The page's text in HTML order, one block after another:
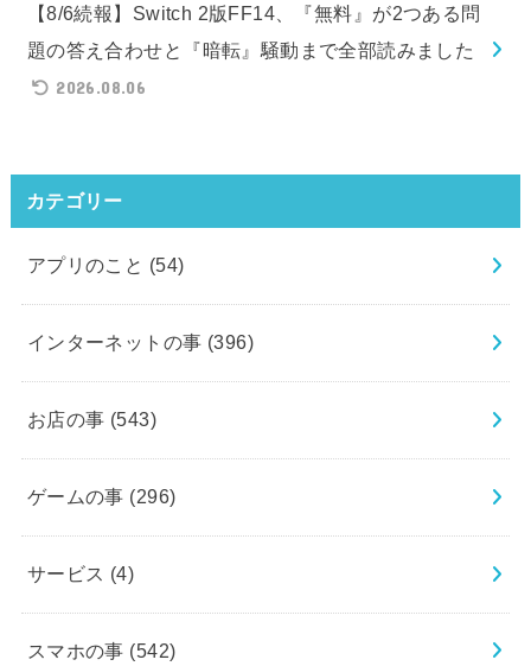
【8/6続報】Switch 2版FF14、『無料』が2つある問
題の答え合わせと『暗転』騒動まで全部読みました
2026.08.06
カテゴリー
アプリのこと (54)
インターネットの事 (396)
お店の事 (543)
ゲームの事 (296)
サービス (4)
スマホの事 (542)